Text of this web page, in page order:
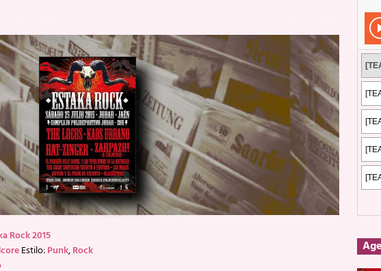
] Florent Gorges: La historia de Nintendo Vol. 2 PUBLICACIONES
Rock 2015
Estilo:Punk,Rock